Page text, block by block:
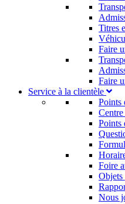
Titres
Faire
Faire
Service à la clientèle
Points
Points
Foire
Objets
Nous